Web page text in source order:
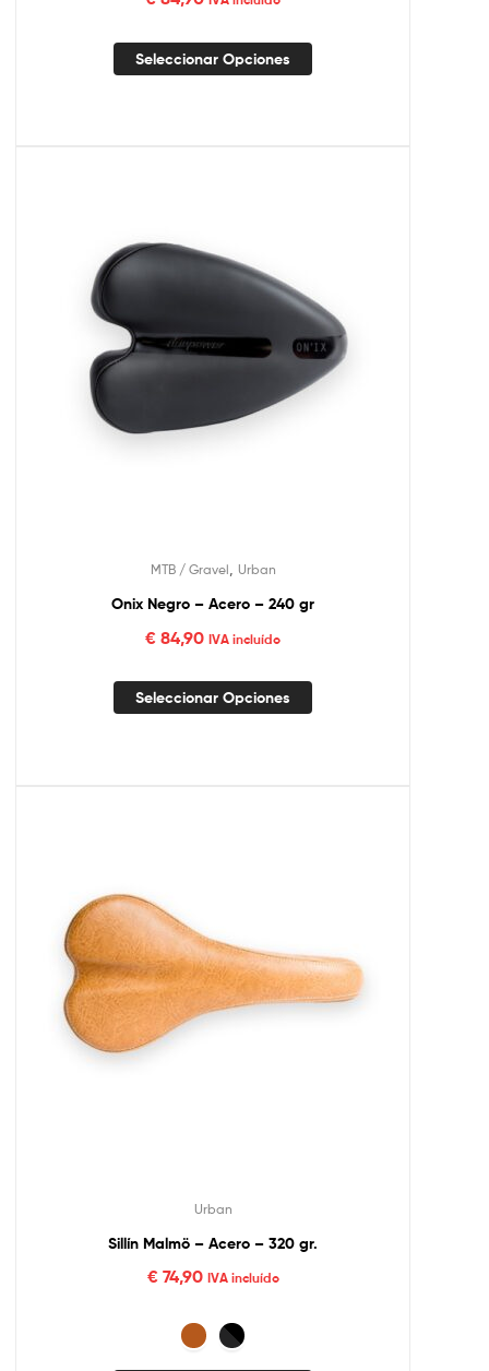
Seleccionar Opciones
MTB / Gravel Urban
Onix Negro – Acero – 240 gr
€ 84,90 IVA incluído
Seleccionar Opciones
Urban
Sillín Malmö – Acero – 320 gr.
€74,90 IVA incluído